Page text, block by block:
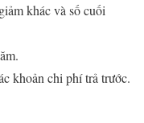
khác và số cuối
khoản chi phí trả trước.